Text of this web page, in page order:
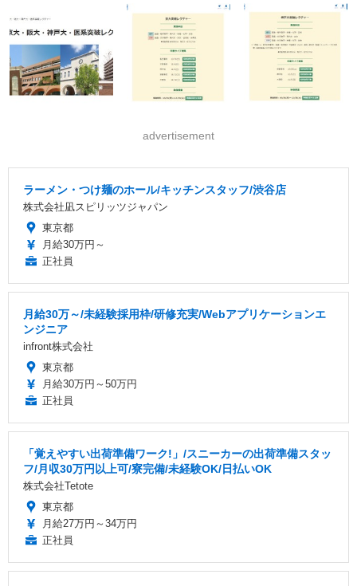
advertisement
ラーメン・つけ麺のホール/キッチンスタッフ/渋谷店
株式会社凪スピリッツジャパン
東京都
月給30万円～
正社員
月給30万～/未経験採用枠/研修充実/Webアプリケーションエ
ンジニア
infront株式会社
東京都
月給30万円～50万円
正社員
「覚えやすい出荷準備ワーク!」/スニーカーの出荷準備スタッ
フ/月収30万円以上可/寮完備/未経験OK/日払いOK
株式会社Tetote
東京都
月給27万円～34万円
正社員